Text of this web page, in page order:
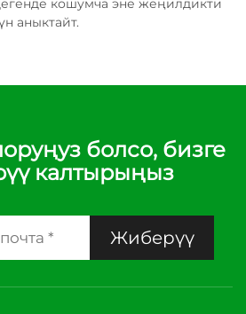
кошумча эне жеңилдикти
аныктайт.
болсо, бизге
калтырыңыз
Жиберүү